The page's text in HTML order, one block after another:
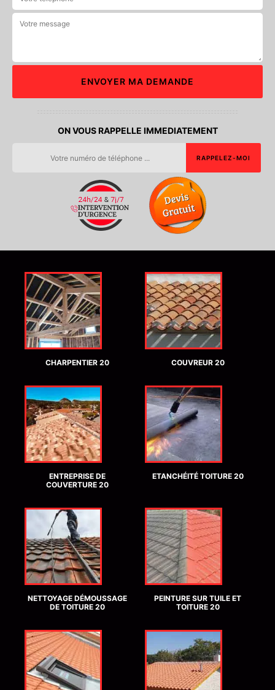
ON VOUS RAPPELLE IMMEDIATEMENT
CHARPENTIER 20 COUVREUR 20
ENTREPRISE DE
COUVERTURE 20
ETANCHÉITÉ TOITURE 20
NETTOYAGE DÉMOUSSAGE
DE TOITURE 20
PEINTURE SUR TUILE ET
TOITURE 20